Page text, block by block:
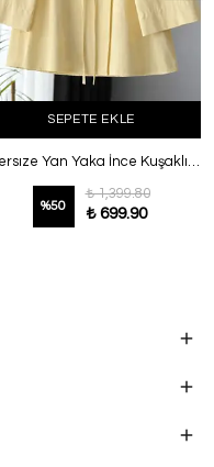
SEPETE EKLE
Oversıze Yan Yaka İnce Kuşaklı Poplin Gömlek Sarı
%50
₺ 1,399.80
₺ 699.90